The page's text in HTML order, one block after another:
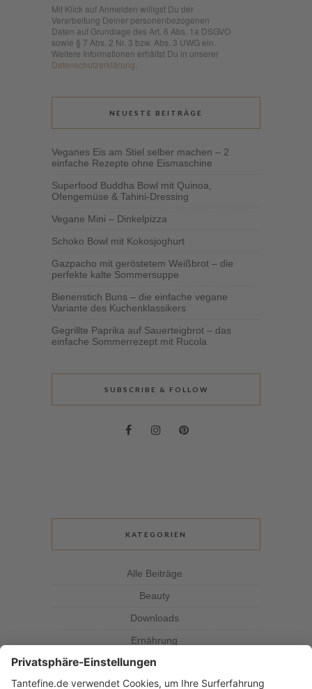
Mit Klick auf Anmelden willigst Du der
Verarbeitung Deiner personenbezogenen
Daten auf Grundlage des Art. 6 Abs. 1a DSGVO
sowie § 7 Abs. 2 Nr. 3 bzw. Abs. 3 UWG ein.
Weitere Informationen erhältst Du in unserer
Datenschutzerklärung
NEUESTE BEITRÄGE
Veganes Eis am Stiel selber machen – 2
einfache Rezepte ohne Eismaschine
Superfood Buddha Bowl mit Quinoa,
Ofengemüse & Tahini-Dressing
Vegane Mini – Dinkelpizza
Schoko Bowl mit Kokosjoghurt
Gazpacho mit geröstetem Weißbrot – die
perfekte kalte Sommersuppe
Bienenstich Buns – die einfache vegane
Variante des Kuchenklassikers
Gegrillte Paprika auf Sauerteigbrot – das
einfache Sommerrezept mit Rucola
SUBSCRIBE & FOLLOW
KATEGORIEN
Alle Beiträge
Beauty
Downloads
Ernährung
Kolumne
Kräuterkunde